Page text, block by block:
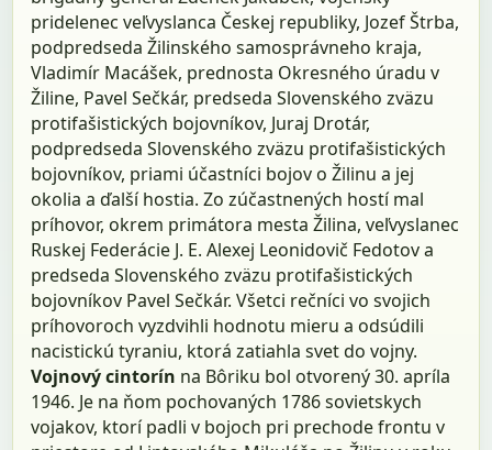
pridelenec veľvyslanca Českej republiky, Jozef Štrba,
podpredseda Žilinského samosprávneho kraja,
Vladimír Macášek, prednosta Okresného úradu v
Žiline, Pavel Sečkár, predseda Slovenského zväzu
protifašistických bojovníkov, Juraj Drotár,
podpredseda Slovenského zväzu protifašistických
bojovníkov, priami účastníci bojov o Žilinu a jej
okolia a ďalší hostia. Zo zúčastnených hostí mal
príhovor, okrem primátora mesta Žilina, veľvyslanec
Ruskej Federácie J. E. Alexej Leonidovič Fedotov a
predseda Slovenského zväzu protifašistických
bojovníkov Pavel Sečkár. Všetci rečníci vo svojich
príhovoroch vyzdvihli hodnotu mieru a odsúdili
nacistickú tyraniu, ktorá zatiahla svet do vojny.
Vojnový cintorín na Bôriku bol otvorený 30. apríla
1946. Je na ňom pochovaných 1786 sovietskych
vojakov, ktorí padli v bojoch pri prechode frontu v